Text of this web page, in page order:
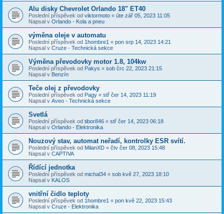
Alu disky Chevrolet Orlando 18" ET40
Poslední příspěvek od viktormoto « úte zář 05, 2023 11:05
Napsal v Orlando - Kola a pneu
výměna oleje v automatu
Poslední příspěvek od 1hombre1 « pon srp 14, 2023 14:21
Napsal v Cruze - Technická sekce
Výměna převodovky motor 1.8, 104kw
Poslední příspěvek od Pakys « sob črc 22, 2023 21:15
Napsal v Benzín
Teče olej z převodovky
Poslední příspěvek od Pagy « stř čer 14, 2023 11:19
Napsal v Aveo - Technická sekce
Svetlá
Poslední příspěvek od tibor846 « stř čer 14, 2023 06:18
Napsal v Orlando - Elektronika
Nouzový stav, automat neřadí, kontrolky ESR svítí.
Poslední příspěvek od MilanXD « čtv čer 08, 2023 15:48
Napsal v CAPTIVA
Řídící jednotka
Poslední příspěvek od michal34 « sob kvě 27, 2023 18:10
Napsal v KALOS
vnitřní čidlo teploty
Poslední příspěvek od 1hombre1 « pon kvě 22, 2023 15:43
Napsal v Cruze - Elektronika